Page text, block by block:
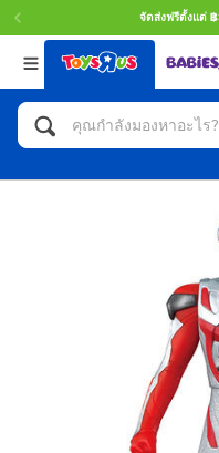
จัดส่งฟรีตั้งแต่
กลับ
หมวดหมู่
แอคชั่นฟิกเกอร์ แ
จักรยาน สกู๊ตเตอร์
รถของเล่น, รถบร
และรีโมทบังคับ
กิจกรรมและงาน
ตุ๊กตาและของสะ
กลับ
แบรนด์
Toy Story ทอย สตอรี่
Super Mario ซูเปอ
Blokees บล็อคคีส์
Zuru ซูรู
กลับ
Age
0~2 ปี